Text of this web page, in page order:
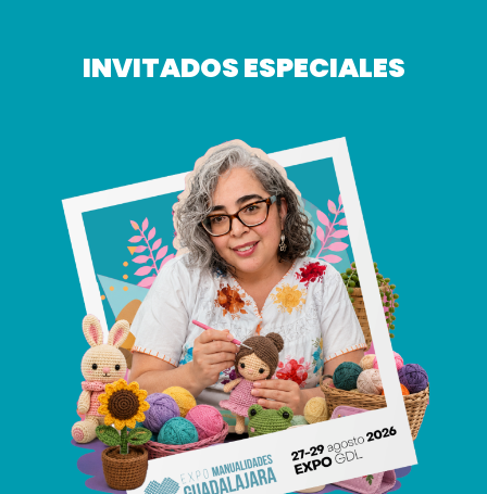
INVITADOS ESPECIALES